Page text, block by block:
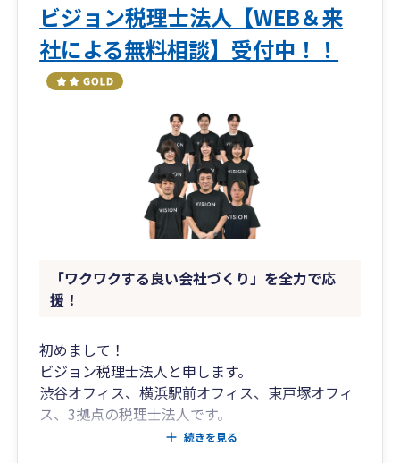
ビジョン税理士法人【WEB＆来
社による無料相談】受付中！！
「ワクワクする良い会社づくり」を全力で応
援！
初めまして！
ビジョン税理士法人と申します。
渋谷オフィス、横浜駅前オフィス、東戸塚オフィ
ス、3拠点の税理士法人です。
続きを見る